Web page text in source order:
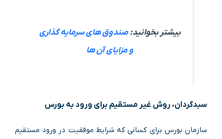
بیشتر بخوانید:صندوق های سرمایه گذاری
و مزایای آن ها
سبدگردان، روش غیر مستقیم برای ورود به بورس
سازمان بورس برای کسانی که شرایط موفقیت در ورود مستقیم